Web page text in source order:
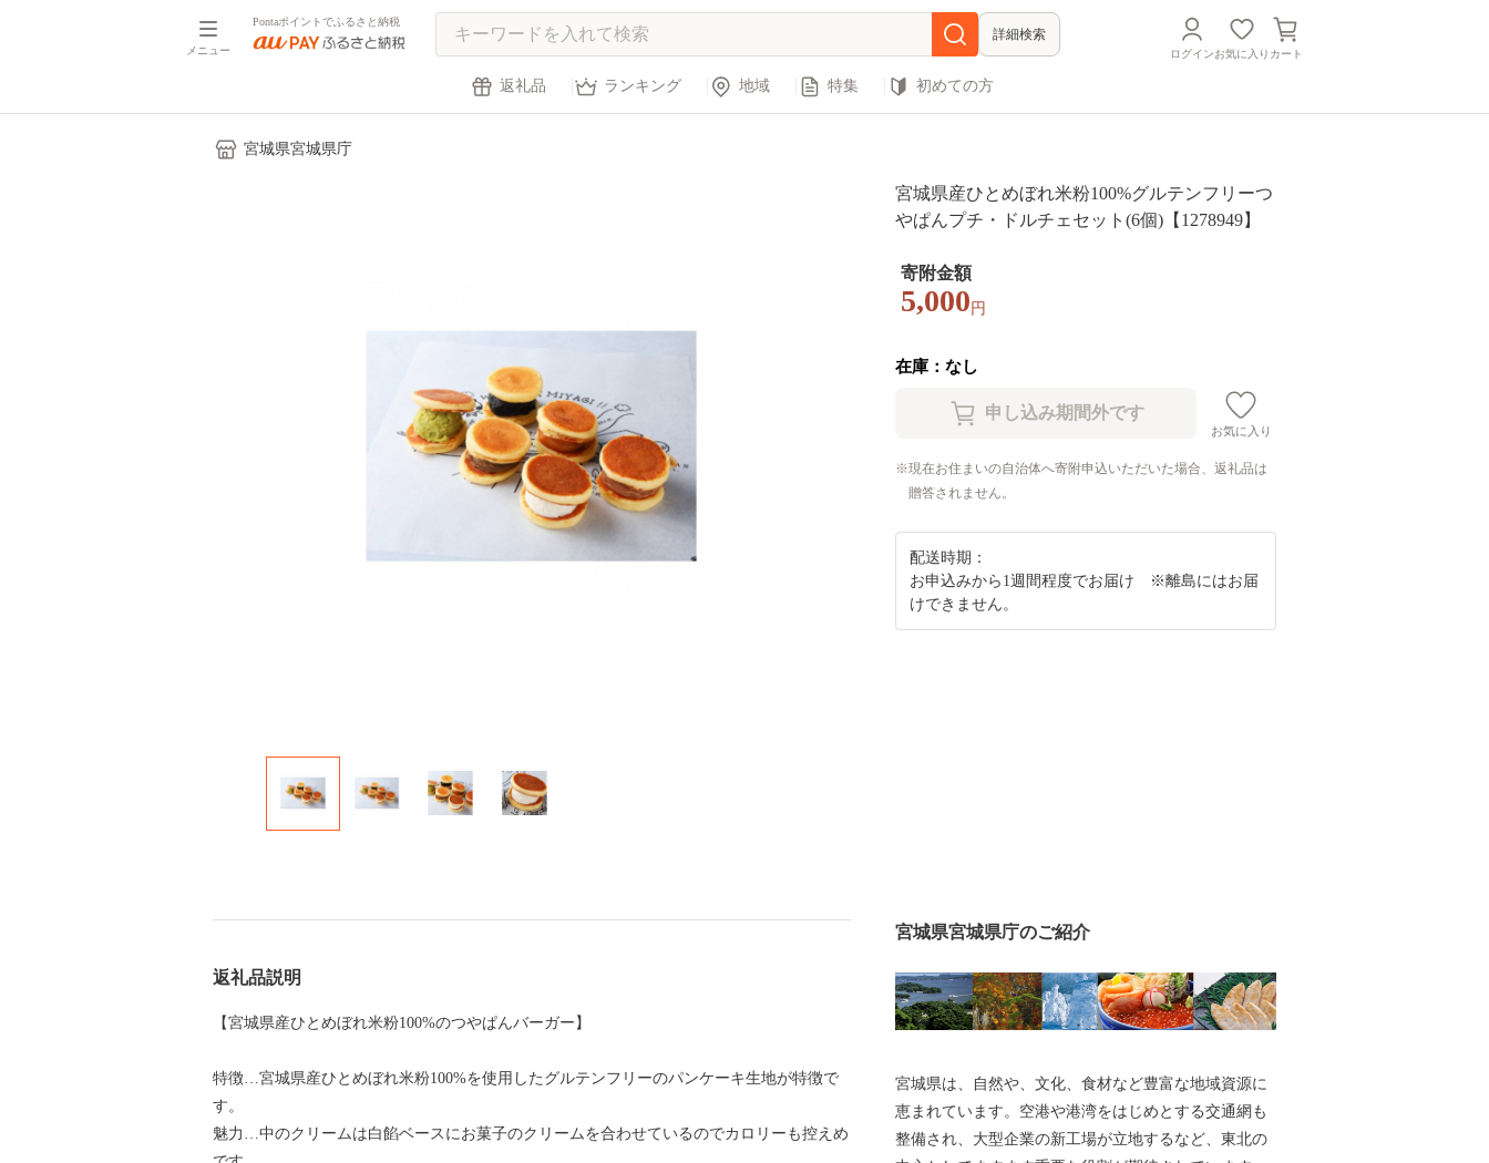
メニュー
Pontaポイントでふるさと納税
詳細検索
ログインお気に入り カート
返礼品 ランキング 地域 特集 初めての方
宮城県宮城県庁
宮城県産ひとめぼれ米粉100%グルテンフリーつ
やぱんプチ・ドルチェセット(6個)【1278949】
寄附金額
5,000 円
在庫：なし
お気に入り
現在お住まいの自治体へ寄附申込いただいた場合、返礼品は
贈答されません。
配送時期：
お申込みから1週間程度でお届け ※離島にはお届
けできません。
返礼品説明
【宮城県産ひとめぼれ米粉100%のつやぱんバーガー】
特徴…宮城県産ひとめぼれ米粉100%を使用したグルテンフリーのパンケーキ生地が特徴で
す。
魅力…中のクリームは白餡ベースにお菓子のクリームを合わせているのでカロリーも控えめ
宮城県宮城県庁のご紹介
宮城県は、自然や、文化、食材など豊富な地域資源に
恵まれています。空港や港湾をはじめとする交通網も
整備され、大型企業の新工場が立地するなど、東北の